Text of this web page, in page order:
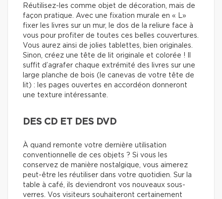
Réutilisez-les comme objet de décoration, mais de
façon pratique. Avec une fixation murale en « L»
fixer les livres sur un mur, le dos de la reliure face à
vous pour profiter de toutes ces belles couvertures.
Vous aurez ainsi de jolies tablettes, bien originales.
Sinon, créez une tête de lit originale et colorée ! Il
suffit d’agrafer chaque extrémité des livres sur une
large planche de bois (le canevas de votre tête de
lit) : les pages ouvertes en accordéon donneront
une texture intéressante.
DES CD ET DES DVD
À quand remonte votre dernière utilisation
conventionnelle de ces objets ? Si vous les
conservez de manière nostalgique, vous aimerez
peut-être les réutiliser dans votre quotidien. Sur la
table à café, ils deviendront vos nouveaux sous-
verres. Vos visiteurs souhaiteront certainement